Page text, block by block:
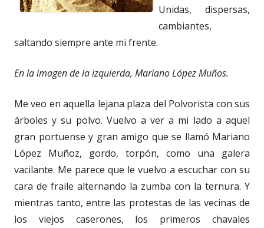
Unidas, dispersas,
cambiantes,
saltando siempre ante mi frente.
En la imagen de la izquierda, Mariano López Muños.
Me veo en aquella lejana plaza del Polvorista con sus
árboles y su polvo. Vuelvo a ver a mi lado a aquel
gran portuense y gran amigo que se llamó Mariano
López Muñoz, gordo, torpón, como una galera
vacilante. Me parece que le vuelvo a escuchar con su
cara de fraile alternando la zumba con la ternura. Y
mientras tanto, entre las protestas de las vecinas de
los viejos caserones, los primeros chavales